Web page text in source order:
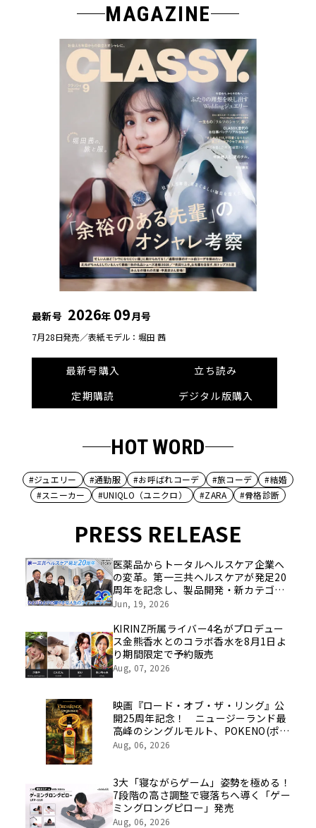
MAGAZINE
最新号 2026年 09月号
7月28日発売／表紙モデル：堀田 茜
最新号購入
立ち読み
定期購読
デジタル版購入
HOT WORD
#ジュエリー #通勤服 #お呼ばれコーデ #旅コーデ
#結婚
#スニーカー
#UNIQLO（ユニクロ） #ZARA #骨格診断
PRESS RELEASE
医薬品からトータルヘルスケア企業へ
の変革。第一三共ヘルスケアが発足20
周年を記念し、製品開発・新カテゴリ
挑戦の舞台や旧社統合時のエピソード
像を公開！
Jun, 19, 2026
KIRINZ所属ライバー4名がプロデュー
ス金熊香水とのコラボ香水を8月1日よ
り期間限定で予約販売
Aug, 07, 2026
映画『ロード・オブ・ザ・リング』公
開25周年記念！ ニュージーランド最
高峰のシングルモルト、POKENO(ポケ
ノ)より 数量限定ウイスキー「リング
Aug, 06, 2026
3大「寝ながらゲーム」姿勢を極める！
7段階の高さ調整で寝落ちへ導く「ゲー
ミングロングピロー」発売
Aug, 06, 2026